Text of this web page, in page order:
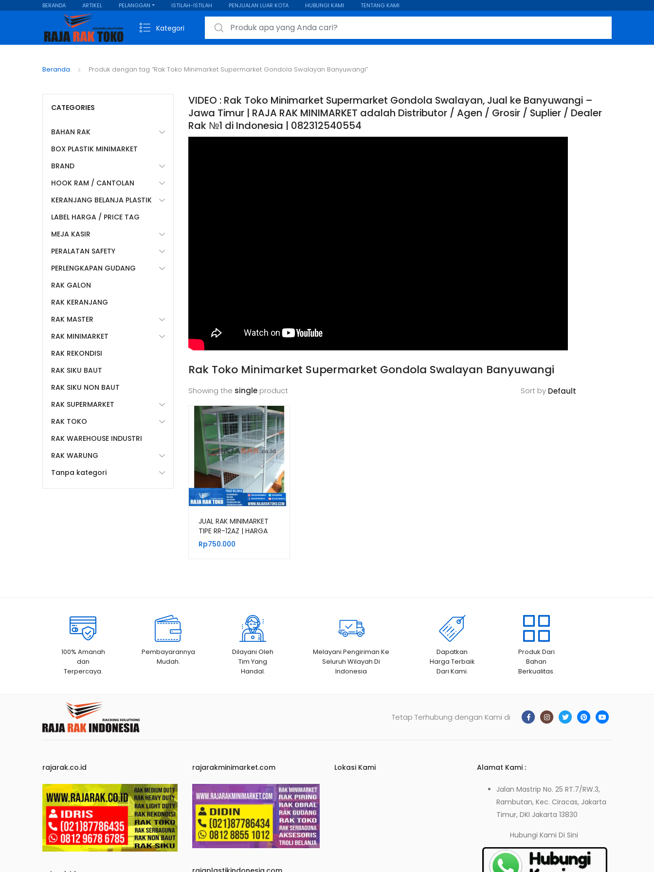
BERANDA ARTIKEL PELANGGAN ISTILAH-ISTILAH PENJUALAN LUAR KOTA HUBUNGI KAMI TENTANG KAMI
Kategori
Search for:
Beranda Produk dengan tag “Rak Toko Minimarket Supermarket Gondola Swalayan Banyuwangi”
VIDEO : Rak Toko Minimarket Supermarket Gondola Swalayan, Jual ke Banyuwangi –
Jawa Timur | RAJA RAK MINIMARKET adalah Distributor / Agen / Grosir / Suplier / Dealer
Rak №1 di Indonesia | 082312540554
Rak Toko Minimarket Supermarket Gondola Swalayan Banyuwangi
Showing the single product Sort by
JUAL RAK MINIMARKET
TIPE RR-12AZ | HARGA
EKONOMIS
Rp750.000
CATEGORIES
BAHAN RAK
BOX PLASTIK MINIMARKET
BRAND
HOOK RAM / CANTOLAN
KERANJANG BELANJA PLASTIK
LABEL HARGA / PRICE TAG
MEJA KASIR
PERALATAN SAFETY
PERLENGKAPAN GUDANG
RAK GALON
RAK KERANJANG
RAK MASTER
RAK MINIMARKET
RAK REKONDISI
RAK SIKU BAUT
RAK SIKU NON BAUT
RAK SUPERMARKET
RAK TOKO
RAK WAREHOUSE INDUSTRI
RAK WARUNG
Tanpa kategori
100% Amanah
dan
Terpercaya.
Pembayarannya
Mudah.
Dilayani Oleh
Tim Yang
Handal.
Melayani Pengiriman Ke
Seluruh Wilayah Di
Indonesia
Dapatkan
Harga Terbaik
Dari Kami.
Produk Dari
Bahan
Berkualitas.
Tetap Terhubung dengan Kami di
rajarak.co.id rajarakminimarket.com Lokasi Kami Alamat Kami :
Jalan Mastrip No. 25 RT.7/RW.3,
Rambutan, Kec. Ciracas, Jakarta
Timur, DKI Jakarta 13830
Hubungi KamiDi Sini